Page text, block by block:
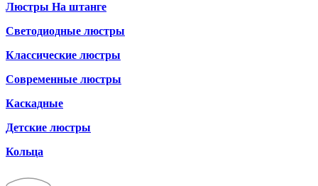
Люстры На штанге
Светодиодные люстры
Классические люстры
Современные люстры
Каскадные
Детские люстры
Кольца